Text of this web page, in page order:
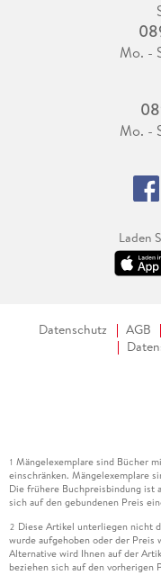
Mo. -
Mo. -
Laden
Datenschutz AGB
1 Mängelexemplare sind Bücher
einschränken. Mängelexemplare
Die frühere Buchpreisbindung ist
sich auf den gebundenen Preis
2 Diese Artikel unterliegen nicht
wurde aufgehoben oder der Preis
Alternative wird Ihnen auf der
beziehen sich auf den vorherigen